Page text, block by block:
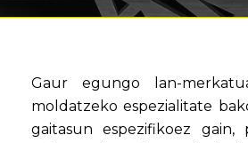
Gaur egungo lan-
moldatzeko espezialitate
gaitasun espezifikoez gain,